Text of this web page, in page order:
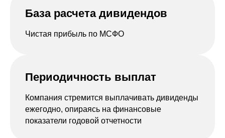
База расчета дивидендов
Чистая прибыль по МСФО
Периодичность выплат
Компания стремится выплачивать дивиденды
ежегодно, опираясь на финансовые
показатели годовой отчетности